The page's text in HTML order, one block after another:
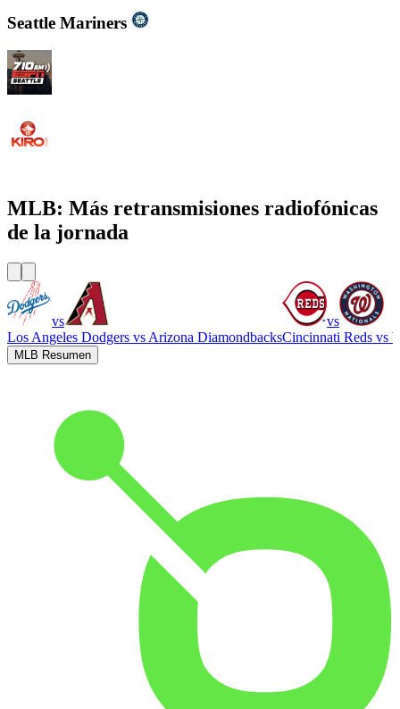
Seattle Mariners
MLB: Más retransmisiones radiofónicas
de la jornada
vs
Los Angeles Dodgers vs Arizona Diamondbacks
vs
Cincinnati Reds vs
MLB Resumen